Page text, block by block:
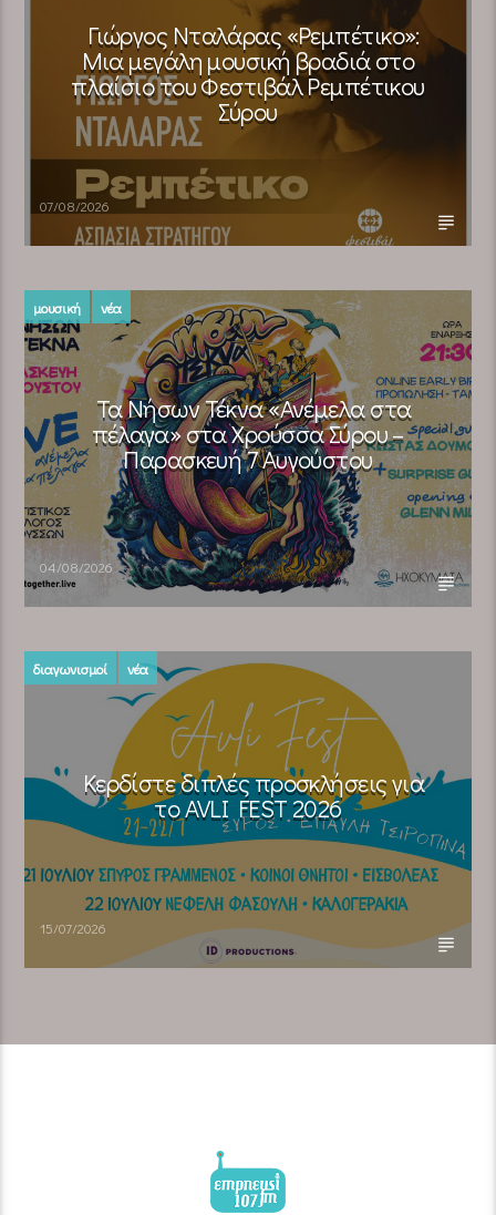
Γιώργος Νταλάρας «Ρεμπέτικο»:
Μια μεγάλη μουσική βραδιά στο
πλαίσιο του Φεστιβάλ Ρεμπέτικου
Σύρου
07/08/2026
μουσική νέα
Τα Νήσων Τέκνα «Ανέμελα στα
πέλαγα» στα Χρούσσα Σύρου –
Παρασκευή 7 Αυγούστου
04/08/2026
διαγωνισμοί νέα
Κερδίστε διπλές προσκλήσεις για
το AVLI FEST 2026
15/07/2026